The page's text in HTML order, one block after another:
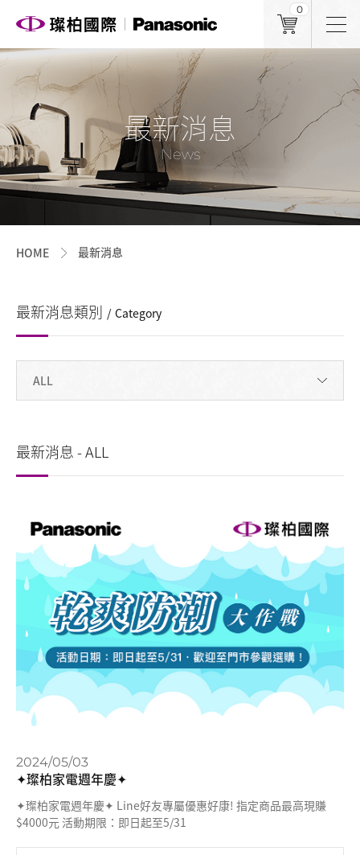
0
最新消息
News
HOME 最新消息
最新消息類別 Category
最新消息 - ALL
2024/05/03
✦璨柏家電週年慶✦
✦璨柏家電週年慶✦ Line好友專屬優惠好康! 指定商品最高現賺
$4000元 活動期限：即日起至5/31